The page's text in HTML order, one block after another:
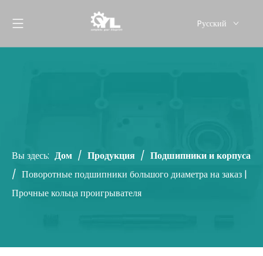
Pусский
Вы здесь: Дом / Продукция / Подшипники и корпуса
/ Поворотные подшипники большого диаметра на заказ |
Прочные кольца проигрывателя